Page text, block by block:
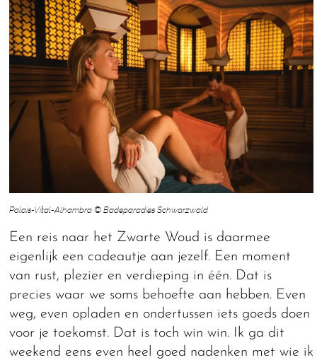
Palais-Vital-Alhambra © Badeparadies Schwarzwald
Een reis naar het Zwarte Woud is daarmee
eigenlijk een cadeautje aan jezelf. Een moment
van rust, plezier en verdieping in één. Dat is
precies waar we soms behoefte aan hebben. Even
weg, even opladen en ondertussen iets goeds doen
voor je toekomst. Dat is toch win win. Ik ga dit
weekend eens even heel goed nadenken met wie ik